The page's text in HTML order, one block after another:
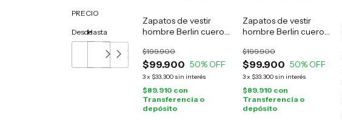
PRECIO
DesdeHasta
Zapatos de vestir
hombre Berlin cuero
$99.900
$199.900
50% OFF
3x $33.300 sin interés
$89.910 con
Transferencia o
depósito
Zapatos de vestir
hombre Berlin cuero
$99.900
$199.900
50% OFF
3x $33.300 sin interés
$89.910 con
Transferencia o
depósito